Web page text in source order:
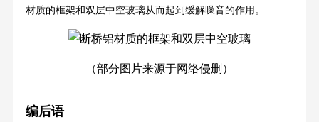
材质的框架和双层中空玻璃从而起到缓解噪音的作用。
（部分图片来源于网络侵删）
编后语